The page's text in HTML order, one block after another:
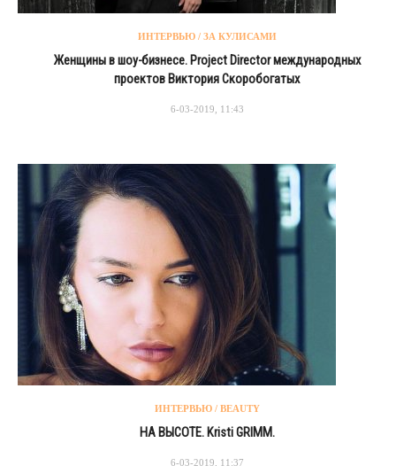
ИНТЕРВЬЮ / ЗА КУЛИСАМИ
Женщины в шоу-бизнесе. Project Director международных
проектов Виктория Скоробогатых
6-03-2019, 11:43
ИНТЕРВЬЮ / BEAUTY
НА ВЫСОТЕ. Kristi GRIMM.
6-03-2019, 11:37